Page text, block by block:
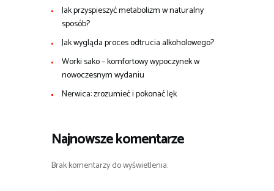
Jak przyspieszyć metabolizm w naturalny
sposób?
Jak wygląda proces odtrucia alkoholowego?
Worki sako – komfortowy wypoczynek w
nowoczesnym wydaniu
Nerwica: zrozumieć i pokonać lęk
Najnowsze komentarze
Brak komentarzy do wyświetlenia.